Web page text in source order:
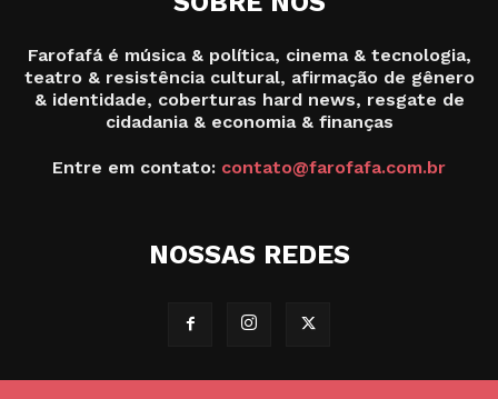
Farofafá é música & política, cinema & tecnologia,
teatro & resistência cultural, afirmação de gênero
& identidade, coberturas hard news, resgate de
cidadania & economia & finanças
Entre em contato: contato@farofafa.com.br
NOSSAS REDES